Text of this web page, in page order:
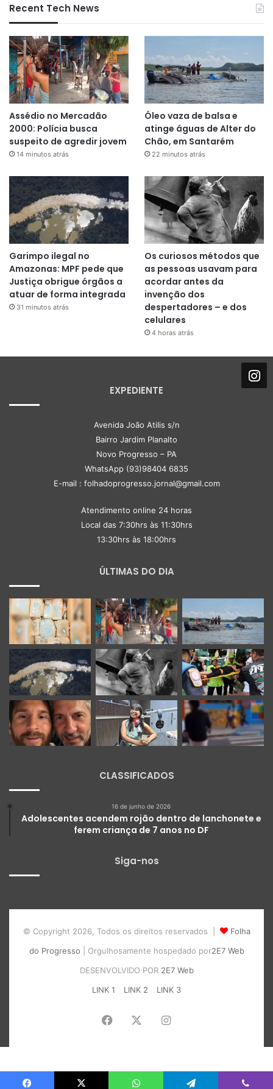
Recent Tech News
Assédio no Mercadão
2000: Polícia busca
suspeito de agredir jovem
14 minutos atrás
Óleo vaza de balsa e
atinge águas de Alter do
Chão, em Santarém
22 minutos atrás
Garimpo ilegal no
Amazonas: MPF pede que
Justiça obrigue órgãos a
atuar de forma integrada
31 minutos atrás
Os curiosos métodos que
as pessoas usavam para
acordar antes da
invenção dos
despertadores – e dos
celulares
4 horas atrás
EXPEDIENTE
Avenida João Atilis s/n
Bairro Jardim Planalto
Novo Progresso – PA
WhatsApp (93)98404 6835
E-mail : folhadoprogresso.jornal@gmail.com
Atendimento online 24 horas
Local das 7:30hrs às 11:30hrs
13:30hrs às 18:00hrs
ÚLTIMAS DO DIA
CLASSIFICADOS
16 de junho de 2026
Adolescentes acendem rojão dentro de lanchonete e
ferem criança de 7 anos no DF
Siga-nos
© Copyright 2026, Todos os direitos reservados |
Folha
do Progresso | Orgulhosamente hospedado por2E7 Web
DESENVOLVIDO POR 2E7 Web
LINK 1
LINK 2 LINK 3
Facebook Instagram